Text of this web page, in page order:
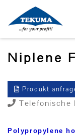
Niplene
Produkt
Telefonische
Polypropylene